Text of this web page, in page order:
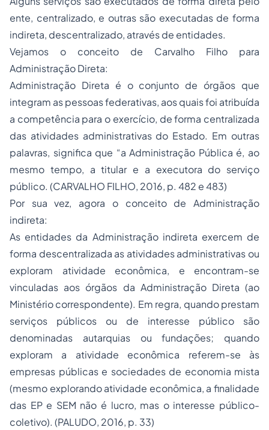
ente, centralizado, e outras são executadas de forma
indireta, descentralizado, através de entidades.
Vejamos o conceito de Carvalho Filho para
Administração Direta:
Administração Direta é o conjunto de órgãos que
integram as pessoas federativas, aos quais foi atribuída
a competência para o exercício, de forma centralizada
das atividades administrativas do Estado. Em outras
palavras, significa que “a Administração Pública é, ao
mesmo tempo, a titular e a executora do serviço
público. (CARVALHO FILHO, 2016, p. 482 e 483)
Por sua vez, agora o conceito de Administração
indireta:
As entidades da Administração indireta exercem de
forma descentralizada as atividades administrativas ou
exploram atividade econômica, e encontram-se
vinculadas aos órgãos da Administração Direta (ao
Ministério correspondente). Em regra, quando prestam
serviços públicos ou de interesse público são
denominadas autarquias ou fundações; quando
exploram a atividade econômica referem-se às
empresas públicas e sociedades de economia mista
(mesmo explorando atividade econômica, a finalidade
das EP e SEM não é lucro, mas o interesse público-
coletivo). (PALUDO, 2016, p. 33)